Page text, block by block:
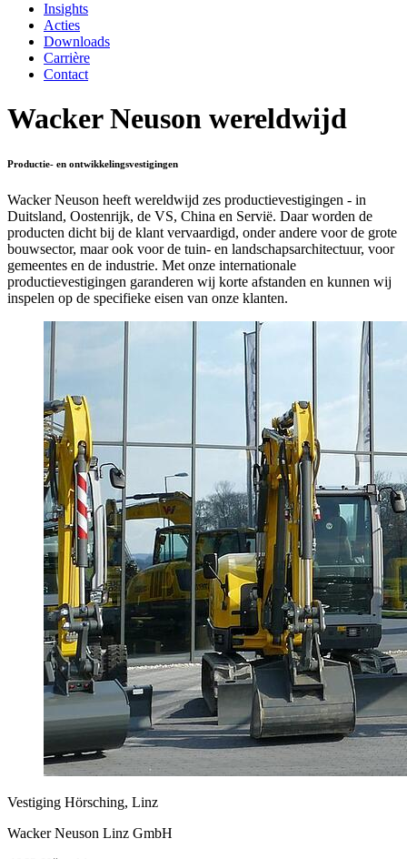
Insights
Acties
Downloads
Carrière
Contact
Wacker Neuson wereldwijd
Productie- en ontwikkelingsvestigingen
Wacker Neuson heeft wereldwijd zes productievestigingen - in
Duitsland, Oostenrijk, de VS, China en Servië. Daar worden de
producten dicht bij de klant vervaardigd, onder andere voor de grote
bouwsector, maar ook voor de tuin- en landschapsarchitectuur, voor
gemeentes en de industrie. Met onze internationale
productievestigingen garanderen wij korte afstanden en kunnen wij
inspelen op de specifieke eisen van onze klanten.
Vestiging Hörsching, Linz
Wacker Neuson Linz GmbH